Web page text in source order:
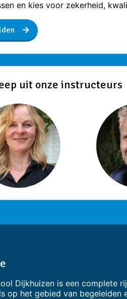
en kies voor zekerheid,
uit onze instructeurs
Dijkhuizen is een complete
op het gebied van begeleiden